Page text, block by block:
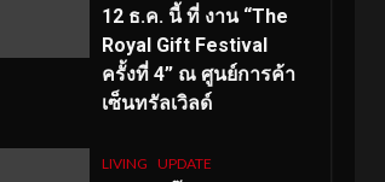
12 ธ.ค. นี้ ที่ งาน “The
Royal Gift Festival
ครั้งที่ 4” ณ ศูนย์การค้า
เซ็นทรัลเวิลด์
LIVING UPDATE